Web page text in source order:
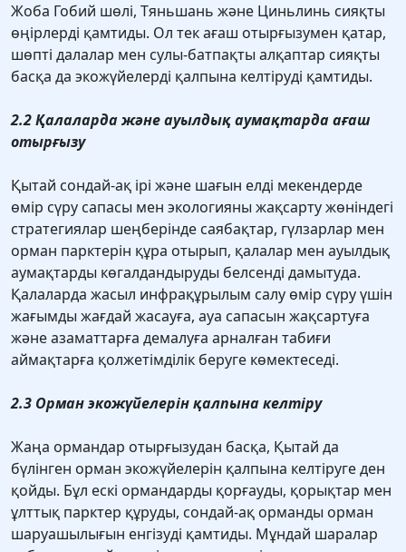
Жоба Гобий шөлі, Тяньшань және Циньлинь сияқты
өңірлерді қамтиды. Ол тек ағаш отырғызумен қатар,
шөпті далалар мен сулы-батпақты алқаптар сияқты
басқа да экожүйелерді қалпына келтіруді қамтиды.
2.2 Қалаларда және ауылдық аумақтарда ағаш
отырғызу
Қытай сондай-ақ ірі және шағын елді мекендерде
өмір сүру сапасы мен экологияны жақсарту жөніндегі
стратегиялар шеңберінде саябақтар, гүлзарлар мен
орман парктерін құра отырып, қалалар мен ауылдық
аумақтарды көгалдандыруды белсенді дамытуда.
Қалаларда жасыл инфрақұрылым салу өмір сүру үшін
жағымды жағдай жасауға, ауа сапасын жақсартуға
және азаматтарға демалуға арналған табиғи
аймақтарға қолжетімділік беруге көмектеседі.
2.3 Орман экожүйелерін қалпына келтіру
Жаңа ормандар отырғызудан басқа, Қытай да
бүлінген орман экожүйелерін қалпына келтіруге ден
қойды. Бұл ескі ормандарды қорғауды, қорықтар мен
ұлттық парктер құруды, сондай-ақ орманды орман
шаруашылығын енгізуді қамтиды. Мұндай шаралар